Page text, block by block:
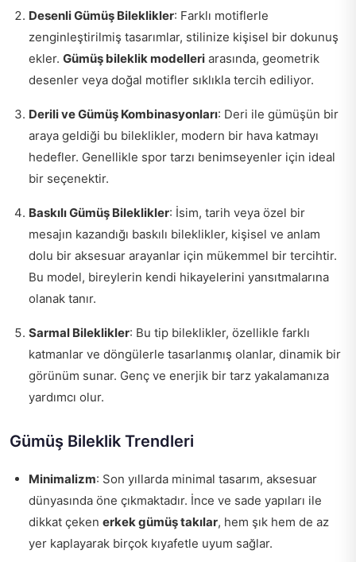
Desenli Gümüş Bileklikler: Farklı motiflerle
zenginleştirilmiş tasarımlar, stilinize kişisel bir dokunuş
ekler. Gümüş bileklik modelleri arasında, geometrik
desenler veya doğal motifler sıklıkla tercih ediliyor.
Derili ve Gümüş Kombinasyonları: Deri ile gümüşün bir
araya geldiği bu bileklikler, modern bir hava katmayı
hedefler. Genellikle spor tarzı benimseyenler için ideal
bir seçenektir.
Baskılı Gümüş Bileklikler: İsim, tarih veya özel bir
mesajın kazandığı baskılı bileklikler, kişisel ve anlam
dolu bir aksesuar arayanlar için mükemmel bir tercihtir.
Bu model, bireylerin kendi hikayelerini yansıtmalarına
olanak tanır.
Sarmal Bileklikler: Bu tip bileklikler, özellikle farklı
katmanlar ve döngülerle tasarlanmış olanlar, dinamik bir
görünüm sunar. Genç ve enerjik bir tarz yakalamanıza
yardımcı olur.
Gümüş Bileklik Trendleri
Minimalizm: Son yıllarda minimal tasarım, aksesuar
dünyasında öne çıkmaktadır. İnce ve sade yapıları ile
dikkat çeken erkek gümüş takılar, hem şık hem de az
yer kaplayarak birçok kıyafetle uyum sağlar.